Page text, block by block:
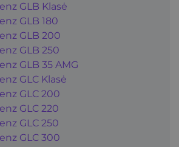
GLB Klasė
GLB 180
GLB 200
GLB 250
GLB 35 AMG
GLC Klasė
GLC 200
GLC 220
GLC 250
GLC 300